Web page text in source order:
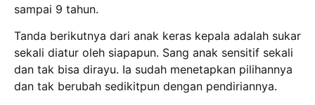
sampai 9 tahun.
Tanda berikutnya dari anak keras kepala adalah sukar
sekali diatur oleh siapapun. Sang anak sensitif sekali
dan tak bisa dirayu. Ia sudah menetapkan pilihannya
dan tak berubah sedikitpun dengan pendiriannya.